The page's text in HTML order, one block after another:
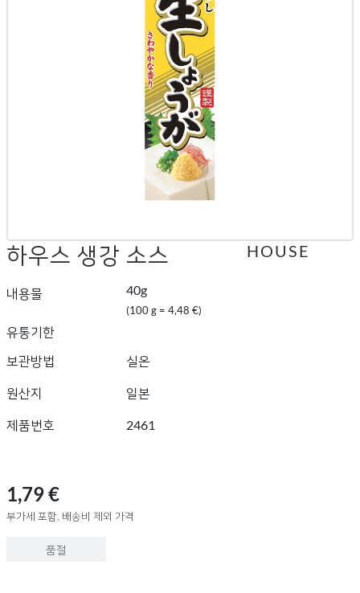
하우스 생강 소스
내용물 40g
(100 g = 4,48 €)
유통기한
보관방법
실온
원산지 일본
제품번호 2461
HOUSE
1,79 €
부가세 포함, 배송비 제외 가격
품절